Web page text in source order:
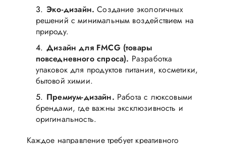
Эко-дизайн. Создание экологичных
решений с минимальным воздействием на
природу.
Дизайн для FMCG (товары
повседневного спроса). Разработка
упаковок для продуктов питания, косметики,
бытовой химии.
Премиум-дизайн. Работа с люксовыми
брендами, где важны эксклюзивность и
оригинальность.
Каждое направление требует креативного